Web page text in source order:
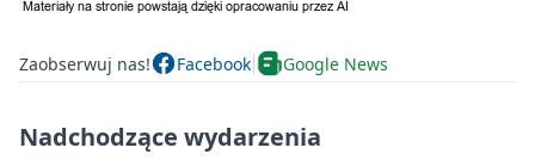
Zaobserwuj nas! Facebook Google News
Nadchodzące wydarzenia